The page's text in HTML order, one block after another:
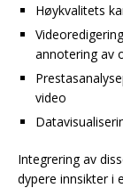
Høykvalitets
annotering av
video
Integrering av
dypere innsikter i